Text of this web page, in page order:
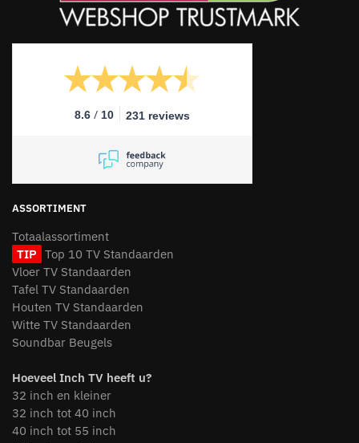
8.6 / 10 231 reviews
ASSORTIMENT
Totaalassortiment
TIP Top 10 TV Standaarden
Vloer TV Standaarden
Tafel TV Standaarden
Houten TV Standaarden
Witte TV Standaarden
Soundbar Beugels
Hoeveel Inch TV heeft u?
32 inch en kleiner
32 inch tot 40 inch
40 inch tot 55 inch